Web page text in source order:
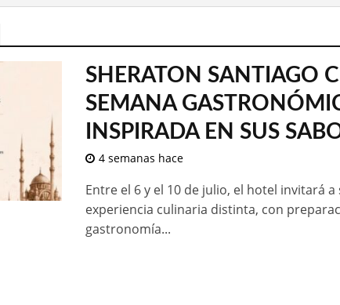
SHERATON SANTIAGO
SEMANA
INSPIRADA EN SUS
4 semanas hace
Entre el 6 y el 10 de julio, el hotel invitará
experiencia culinaria distinta, con
gastronomía...